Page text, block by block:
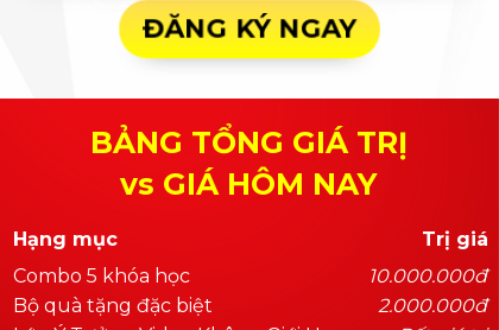
ĐĂNG KÝ NGAY
BẢNG TỔNG GIÁ TRỊ
vs GIÁ HÔM NAY
Combo 5 khóa học
Bộ quà tặng đặc biệt
10.000.000đ
2.000.000đ
Hạng mục Trị giá